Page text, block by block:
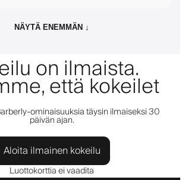
NÄYTÄ ENEMMÄN ↓
on ilmaista.
että kokeilet
ominaisuuksia täysin ilmaiseksi 30
päivän ajan.
Aloita ilmainen kokeilu
Luottokorttia ei vaadita